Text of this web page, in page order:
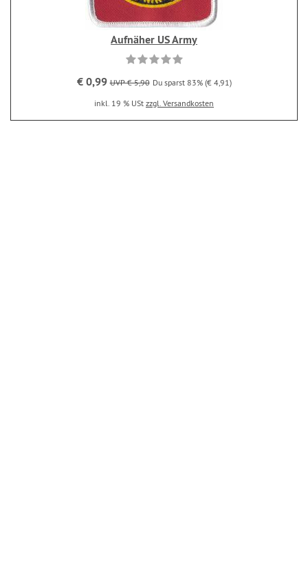
Aufnäher US Army
€ 0,99 UVP € 5,90 Du sparst 83% (€ 4,91)
inkl. 19 % USt zzgl. Versandkosten